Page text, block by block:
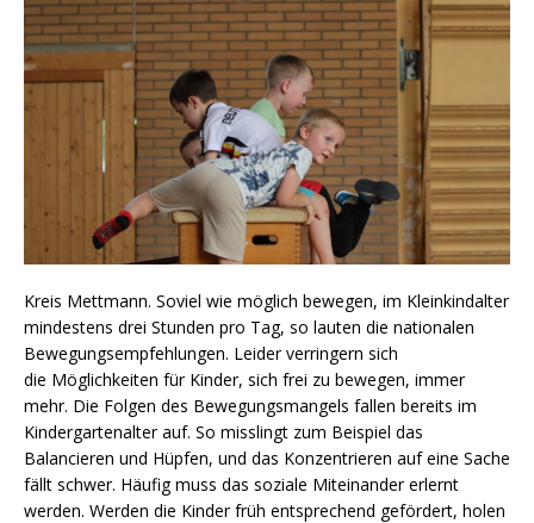
Kreis Mettmann. Soviel wie möglich bewegen, im Kleinkindalter
mindestens drei Stunden pro Tag, so lauten die nationalen
Bewegungsempfehlungen. Leider verringern sich
die Möglichkeiten für Kinder, sich frei zu bewegen, immer
mehr. Die Folgen des Bewegungsmangels fallen bereits im
Kindergartenalter auf. So misslingt zum Beispiel das
Balancieren und Hüpfen, und das Konzentrieren auf eine Sache
fällt schwer. Häufig muss das soziale Miteinander erlernt
werden. Werden die Kinder früh entsprechend gefördert, holen